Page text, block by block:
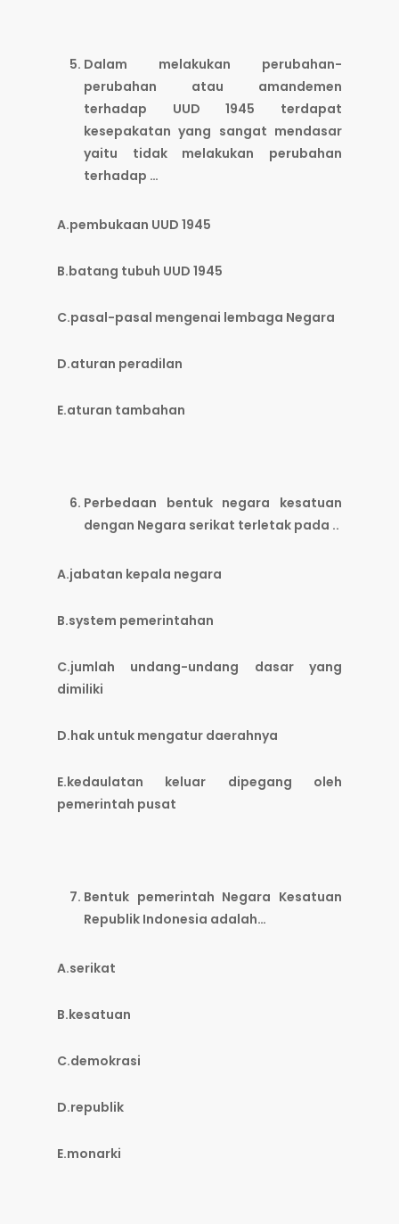
Dalam melakukan perubahan-
perubahan atau amandemen
terhadap UUD 1945 terdapat
kesepakatan yang sangat mendasar
yaitu tidak melakukan perubahan
terhadap …
A.pembukaan UUD 1945
B.batang tubuh UUD 1945
C.pasal-pasal mengenai lembaga Negara
D.aturan peradilan
E.aturan tambahan
Perbedaan bentuk negara kesatuan
dengan Negara serikat terletak pada ..
A.jabatan kepala negara
B.system pemerintahan
C.jumlah undang-undang dasar yang
dimiliki
D.hak untuk mengatur daerahnya
E.kedaulatan keluar dipegang oleh
pemerintah pusat
Bentuk pemerintah Negara Kesatuan
Republik Indonesia adalah…
A.serikat
B.kesatuan
C.demokrasi
D.republik
E.monarki